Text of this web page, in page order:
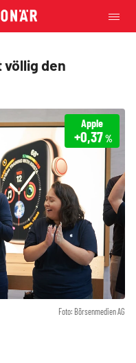
völlig den
Foto: Börsenmedien AG
Apple
+0,37%